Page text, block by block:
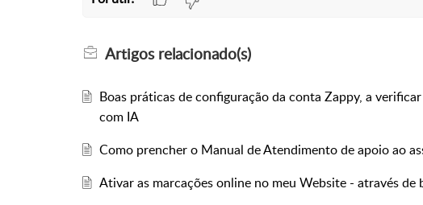
Artigosrelacionado(s)
Boas práticas de configuração da conta Zappy, a
com IA
Como prencher o Manual de Atendimento de apoio ao
Ativar as marcações online no meu Website - através de